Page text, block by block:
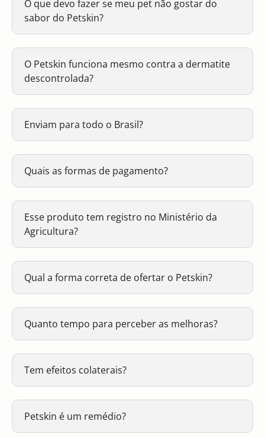
O que devo fazer se meu pet não gostar do
sabor do Petskin?
O Petskin funciona mesmo contra a dermatite
descontrolada?
Enviam para todo o Brasil?
Quais as formas de pagamento?
Esse produto tem registro no Ministério da
Agricultura?
Qual a forma correta de ofertar o Petskin?
Quanto tempo para perceber as melhoras?
Tem efeitos colaterais?
Petskin é um remédio?